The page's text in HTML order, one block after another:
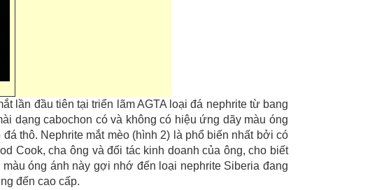
lần đầu tiên tại triển lãm AGTA loại đá nephrite từ bang
dạng cabochon có và không có hiệu ứng dãy màu óng
thô. Nephrite mắt mèo (hình 2) là phổ biến nhất bởi có
Cook, cha ông và đối tác kinh doanh của ông, cho biết
óng ánh này gợi nhớ đến loại nephrite Siberia đang
đến cao cấp.